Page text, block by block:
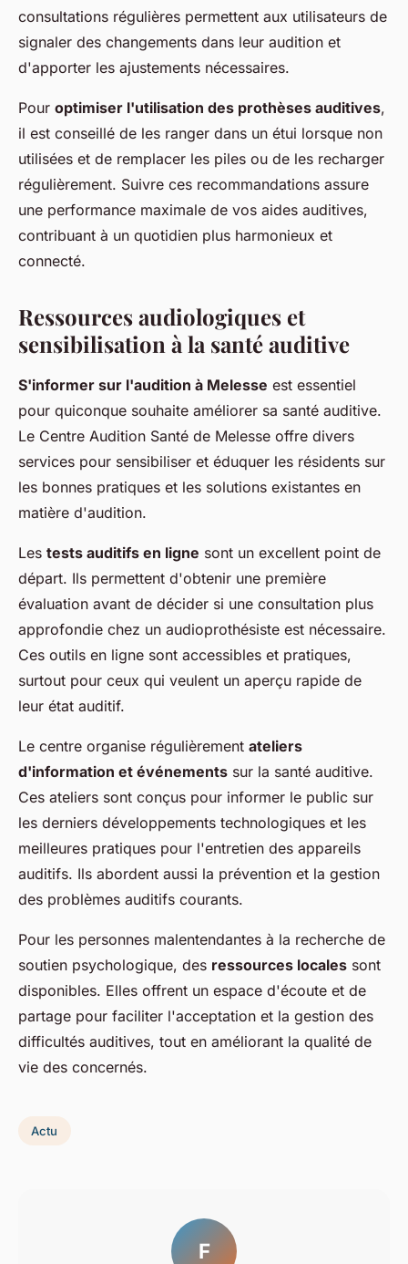
consultations régulières permettent aux utilisateurs de
signaler des changements dans leur audition et
d'apporter les ajustements nécessaires.
Pour optimiser l'utilisation des prothèses auditives,
il est conseillé de les ranger dans un étui lorsque non
utilisées et de remplacer les piles ou de les recharger
régulièrement. Suivre ces recommandations assure
une performance maximale de vos aides auditives,
contribuant à un quotidien plus harmonieux et
connecté.
Ressources audiologiques et
sensibilisation à la santé auditive
S'informer sur l'audition à Melesse est essentiel
pour quiconque souhaite améliorer sa santé auditive.
Le Centre Audition Santé de Melesse offre divers
services pour sensibiliser et éduquer les résidents sur
les bonnes pratiques et les solutions existantes en
matière d'audition.
Les tests auditifs en ligne sont un excellent point de
départ. Ils permettent d'obtenir une première
évaluation avant de décider si une consultation plus
approfondie chez un audioprothésiste est nécessaire.
Ces outils en ligne sont accessibles et pratiques,
surtout pour ceux qui veulent un aperçu rapide de
leur état auditif.
Le centre organise régulièrement ateliers
d'information et événements sur la santé auditive.
Ces ateliers sont conçus pour informer le public sur
les derniers développements technologiques et les
meilleures pratiques pour l'entretien des appareils
auditifs. Ils abordent aussi la prévention et la gestion
des problèmes auditifs courants.
Pour les personnes malentendantes à la recherche de
soutien psychologique, des ressources locales sont
disponibles. Elles offrent un espace d'écoute et de
partage pour faciliter l'acceptation et la gestion des
difficultés auditives, tout en améliorant la qualité de
vie des concernés.
Actu
F